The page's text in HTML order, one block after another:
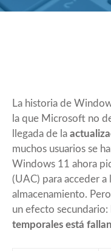
La historia de
la que Microsoft no
llegada de la
muchos usuarios se
Windows 11 ahora
(UAC) para acceder
almacenamiento.
un efecto secundario:
temporales está